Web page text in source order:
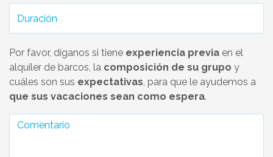
Por favor, díganos si tiene experiencia previa en el
alquiler de barcos, la composición de su grupo y
cuáles son sus expectativas, para que le ayudemos a
que sus vacaciones sean como espera.